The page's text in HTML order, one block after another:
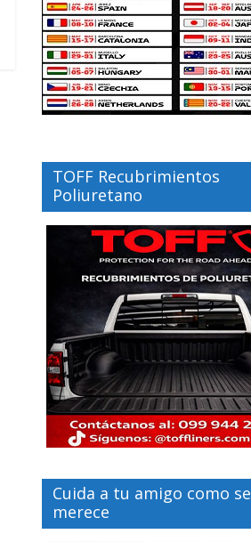
TOFF Recubrimientos
Poliuretano
Cuida a tu amigo como se
merece